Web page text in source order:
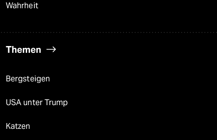
Wahrheit
Themen
Bergsteigen
USA unter Trump
Katzen